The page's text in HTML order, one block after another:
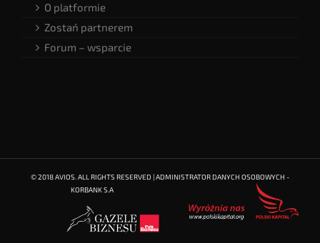
O platformie
Zostań partnerem
Forum – wsparcie
© 2018 AVIOS. ALL RIGHTS RESERVED | ADMINISTRATOR DANYCH OSOBOWYCH -
KORBANK S.A